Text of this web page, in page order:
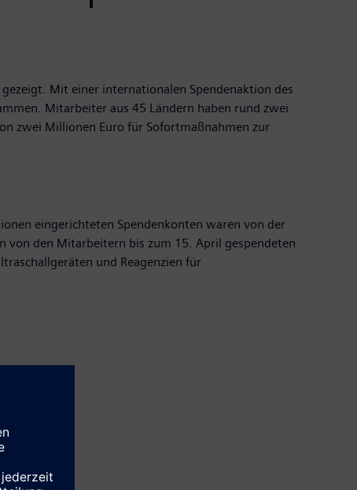
Mit einer internationalen Spendenaktion des
Mitarbeiter aus 45 Ländern haben rund zwei
zwei Millionen Euro für Sofortmaßnahmen zur
eingerichteten Spendenkonten waren von der
von den Mitarbeitern bis zum 15. April gespendeten
und Reagenzien für